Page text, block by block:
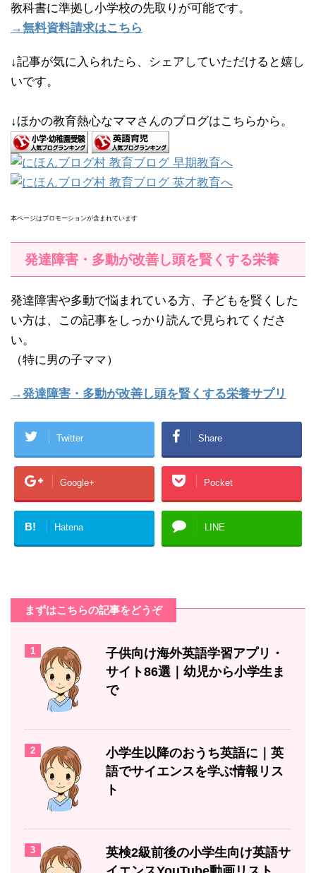
教科書に準拠し小学校の先取りが可能です。
→無料資料請求はこちら
↓記事が気に入られたら、シェアしていただけると嬉し
いです。
↓ほかの教育熱心なママさんのブログはこちらから。
本ページはプロモーションが含まれています
発達障害・多動が改善し頭を賢くする栄養
発達障害や多動で悩まれている方、子どもを賢くした
い方は、この記事をしっかり読んで見られてくださ
い。
（特に男の子ママ）
→発達障害・多動が改善し頭を賢くする栄養サプリ
Twitter Share
Google+ Pocket
B! Hatena LINE
まずはこちらの記事をどうぞ
1
子供向け海外英語学習アプリ・
サイト86選｜幼児から小学生ま
で
2
小学生以降のおうち英語に｜英
語でサイエンスを学ぶ情報リス
ト
3
英検2級前後の小学生向け英語サ